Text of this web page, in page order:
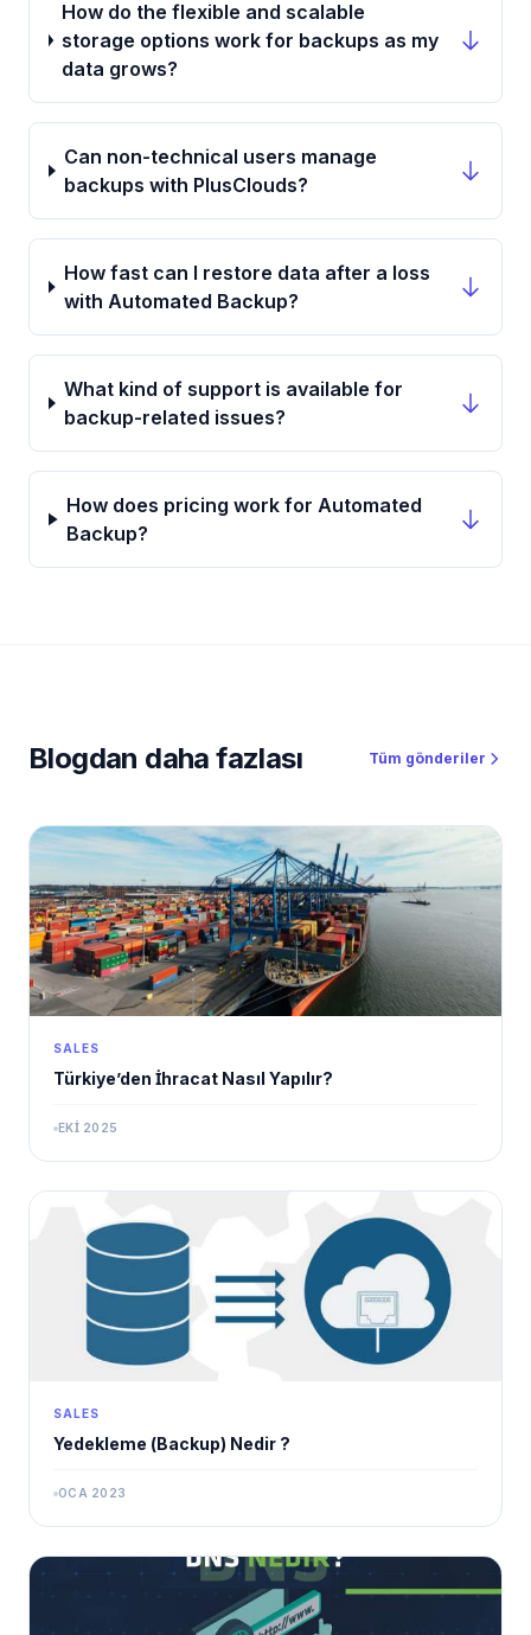
How do the flexible and scalable
storage options work for backups as my
data grows?
Can non-technical users manage
backups with PlusClouds?
How fast can I restore data after a loss
with Automated Backup?
What kind of support is available for
backup-related issues?
How does pricing work for Automated
Backup?
Blogdan daha fazlası Tüm gönderiler
SALES
Türkiye’den İhracat Nasıl Yapılır?
EKI 2025
SALES
Yedekleme (Backup) Nedir ?
OCA 2023